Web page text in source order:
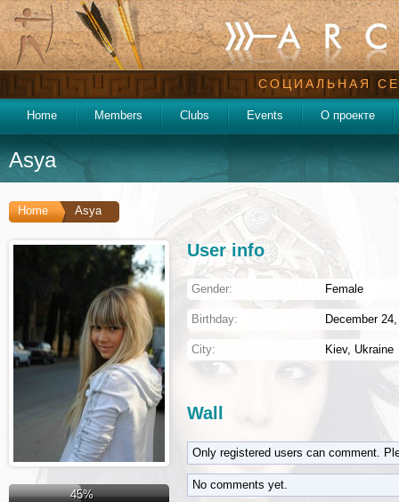
СОЦИАЛЬНАЯ
Home Members Clubs Events О проекте
Asya
Home Asya
45%
User info
Gender: Female
Birthday: December
City: Kiev, Ukraine
Wall
Only registered users can comment.
No comments yet.